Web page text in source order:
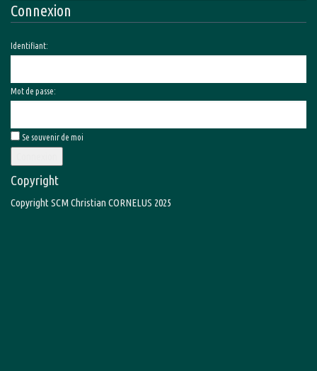
Connexion
Identifiant:
Mot de passe:
Se souvenir de moi
Copyright
Copyright SCM Christian CORNELUS 2025